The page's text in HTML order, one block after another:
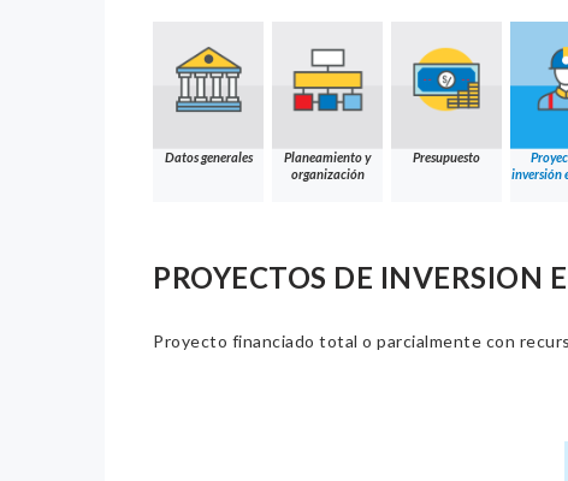
Datos generales
Planeamiento y
organización
Presupuesto
inversión
PROYECTOS DE INVERSION
Proyecto financiado total o parcialmente con